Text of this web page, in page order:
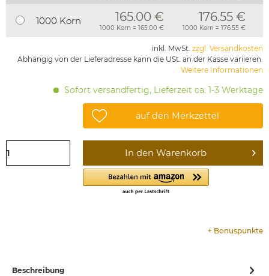
1000 Korn 165.00 €
1000 Korn = 165.00 €
176.55 €
1000 Korn = 176.55 €
inkl. MwSt. zzgl. Versandkosten
Abhängig von der Lieferadresse kann die USt. an der Kasse variieren.
Weitere Informationen
Sofort versandfertig, Lieferzeit ca. 1-3 Werktage
auf den Merkzettel
In den Warenkorb
+ Bonuspunkte
Beschreibung